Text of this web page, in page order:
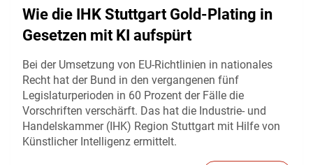
Wie die IHK Stuttgart Gold-Plating in
Gesetzen mit KI aufspürt
Bei der Umsetzung von EU-Richtlinien in nationales
Recht hat der Bund in den vergangenen fünf
Legislaturperioden in 60 Prozent der Fälle die
Vorschriften verschärft. Das hat die Industrie- und
Handelskammer (IHK) Region Stuttgart mit Hilfe von
Künstlicher Intelligenz ermittelt.